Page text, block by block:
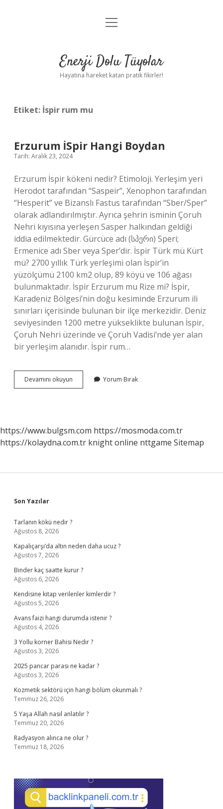
Anasayfa
Yasal Uyarı
menüyü
Enerji Dolu Tüyolar
Hayatına hareket katan pratik fikirler!
Etiket: İspir rum mu
Erzurum İSpir Hangi Boydan
Tarih: Aralık 23, 2024
Erzurum İspir kökeni nedir? Etimoloji. Yerleşim yeri
Herodot tarafından “Saspeir”, Xenophon tarafından
“Hesperit” ve Bizanslı Fastus tarafından “Sber/Sper”
olarak adlandırılmıştır. Ayrıca şehrin isminin Çoruh
Nehri kıyısına yerleşen Sasper halkından geldiği
iddia edilmektedir. Gürcüce adı (სპერი) Speri;
Ermenice adı Sber veya Sper’dir. İspir Türk mü Kürt
mü? 2700 yıllık Türk yerleşimi olan İspir’in
yüzölçümü 2100 km2 olup, 89 köyü ve 106 ağası
bulunmaktadır. İspir Erzurum mu Rize mi? İspir,
Karadeniz Bölgesi’nin doğu kesiminde Erzurum ili
sınırları içerisinde bulunan bir ilçe merkezidir. Deniz
seviyesinden 1200 metre yükseklikte bulunan İspir,
Çoruh Nehri üzerinde ve Çoruh Vadisi’nde yer alan
bir yerleşim alanıdır. İspir rum…
Devamını okuyun Erzurum
İSpir
Yorum Bırak
https://www.bulgsm.com https://mosmoda.com.tr
https://kolaydna.com.tr knight online nttgame Sitemap
Sidebar
Son Yazılar
Tarlanın kökü nedir ?
Ağustos 8, 2026
Kapalıçarşı’da altın neden daha ucuz ?
Ağustos 7, 2026
Binder kaç saatte kurur ?
Ağustos 6, 2026
Kendisine kitap verilenler kimlerdir ?
Ağustos 5, 2026
Avans faizi hangi durumda istenir ?
Ağustos 4, 2026
3 Yollu korner Bahisi Nedir ?
Ağustos 3, 2026
2025 pancar parası ne kadar ?
Ağustos 3, 2026
Kozmetik sektörü için hangi bölüm okunmalı ?
Temmuz 26, 2026
5 Yaşa Allah nasıl anlatılır ?
Temmuz 20, 2026
Radyasyon alınca ne olur ?
Temmuz 18, 2026